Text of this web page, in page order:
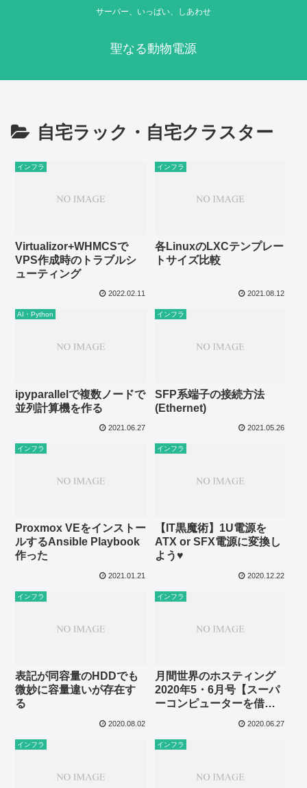
サーバー、いっぱい、しあわせ
聖なる動物電源
自宅ラック・自宅クラスター
インフラ
Virtualizor+WHMCSで
VPS作成時のトラブルシ
ューティング
2022.02.11
インフラ
各LinuxのLXCテンプレー
トサイズ比較
2021.08.12
AI・Python
ipyparallelで複数ノードで
並列計算機を作る
2021.06.27
インフラ
SFP系端子の接続方法
(Ethernet)
2021.05.26
インフラ
Proxmox VEをインストー
ルするAnsible Playbook
作った
2021.01.21
インフラ
【IT黒魔術】1U電源を
ATX or SFX電源に変換し
よう♥
2020.12.22
インフラ
表記が同容量のHDDでも
微妙に容量違いが存在す
る
2020.08.02
インフラ
月間世界のホスティング
2020年5・6月号【スーパ
ーコンピューターを借り
2020.06.27
インフラ インフラ